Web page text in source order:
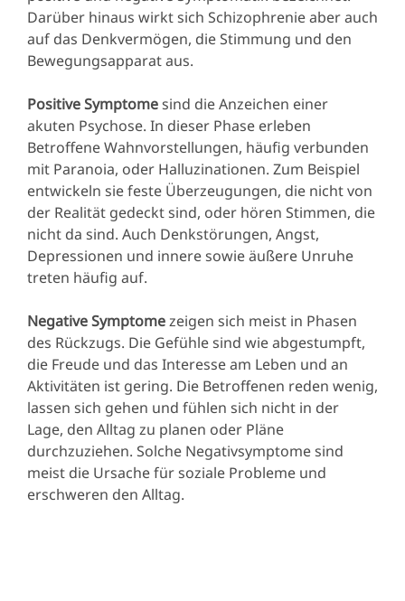
Darüber hinaus wirkt sich Schizophrenie aber auch
auf das Denkvermögen, die Stimmung und den
Bewegungsapparat aus.
Positive Symptomesind die Anzeichen einer
akuten Psychose. In dieser Phase erleben
Betroffene Wahnvorstellungen, häufig verbunden
mit Paranoia, oder Halluzinationen. Zum Beispiel
entwickeln sie feste Überzeugungen, die nicht von
der Realität gedeckt sind, oder hören Stimmen, die
nicht da sind. Auch Denkstörungen, Angst,
Depressionen und innere sowie äußere Unruhe
treten häufig auf.
Negative Symptomezeigen sich meist in Phasen
des Rückzugs. Die Gefühle sind wie abgestumpft,
die Freude und das Interesse am Leben und an
Aktivitäten ist gering. Die Betroffenen reden wenig,
lassen sich gehen und fühlen sich nicht in der
Lage, den Alltag zu planen oder Pläne
durchzuziehen. Solche Negativsymptome sind
meist die Ursache für soziale Probleme und
erschweren den Alltag.